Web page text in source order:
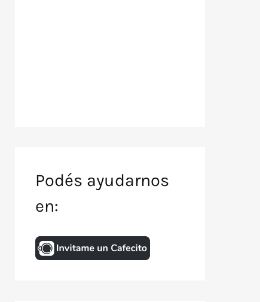
Podés ayudarnos
en: